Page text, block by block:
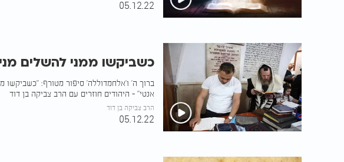
05.12.22
כשביקשו ממני להשלים
ברוך ה' ו'אלחמדוללה' סיפור מטורף: "כשביקשו
אנטי" - היהודים חוזרים עם הרב צביקה בן דוד
הרב צביקה בן דוד
05.12.22